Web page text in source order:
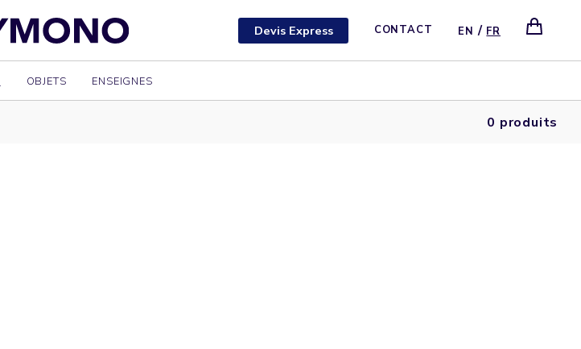
Devis Express CONTACT EN / FR
OBJETS ENSEIGNES
0 produits